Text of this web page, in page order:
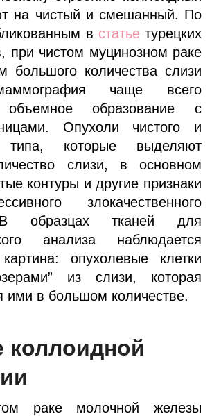
на чистый и смешанный. По
в статьетурецких
при чистом муцинозном раке
большого количества слизи
чаще всего
объемное образование с
Опухоли чистого и
типа, которые выделяют
слизи, в основном
контуры и другие признаки
злокачественного
образцах тканей для
анализа наблюдается
опухолевые клетки
из слизи, которая
ими в большом количестве.
коллоидной
раке молочной железы